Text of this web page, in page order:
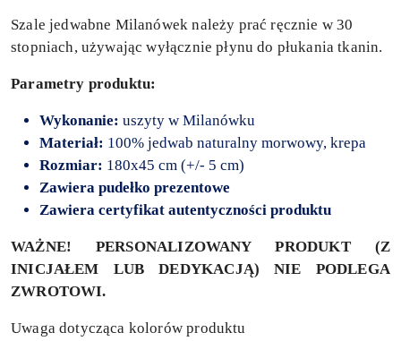
Szale jedwabne Milanówek należy prać ręcznie w 30
stopniach, używając wyłącznie płynu do płukania tkanin.
Parametry produktu:
Wykonanie: uszyty w Milanówku
Materiał: 100% jedwab naturalny morwowy, krepa
Rozmiar: 180x45 cm (+/- 5 cm)
Zawiera pudełko prezentowe
Zawiera certyfikat autentyczności produktu
WAŻNE! PERSONALIZOWANY PRODUKT (Z
INICJAŁEM LUB DEDYKACJĄ) NIE PODLEGA
ZWROTOWI.
Uwaga dotycząca kolorów produktu